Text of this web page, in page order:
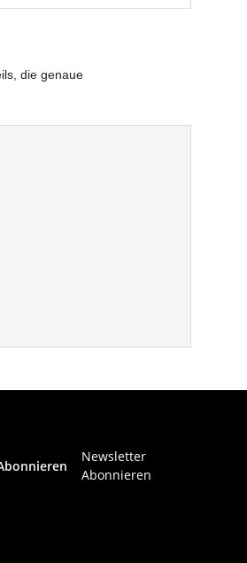
die genaue
Newsletter
Abonnieren